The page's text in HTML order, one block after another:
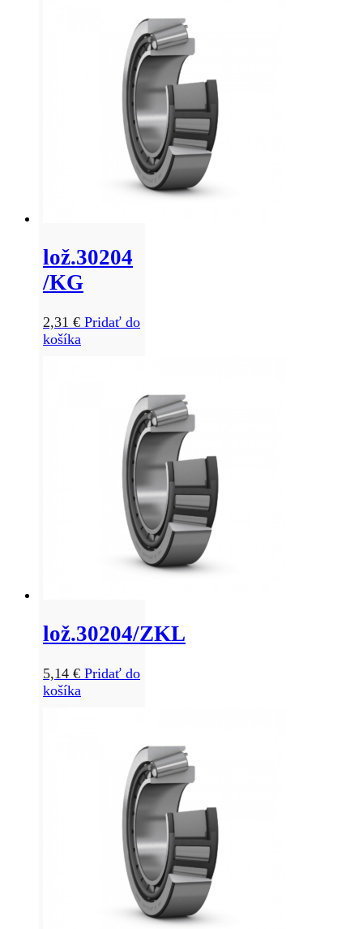
lož.30204
/KG
2,31 € Pridať do
košíka
lož.30204/ZKL
5,14 € Pridať do
košíka